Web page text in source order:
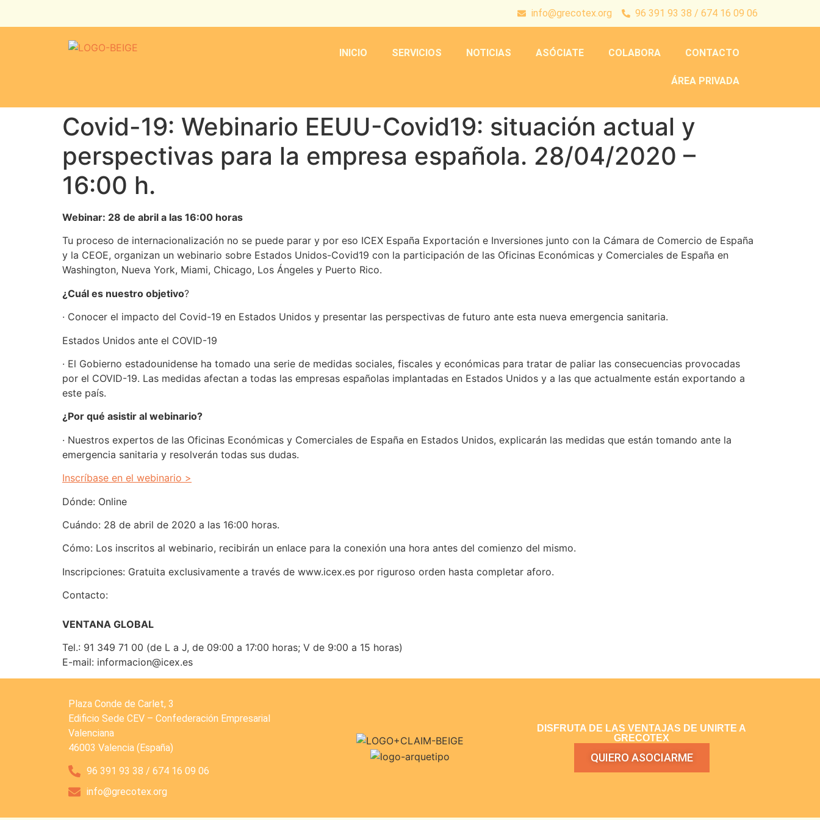
info@grecotex.org 96 391 93 38 / 674 16 09 06
INICIO SERVICIOS NOTICIAS ASÓCIATE COLABORA CONTACTO
ÁREA PRIVADA
Covid-19: Webinario EEUU-Covid19: situación actual y
perspectivas para la empresa española. 28/04/2020 –
16:00 h.
Webinar: 28 de abril a las 16:00 horas
Tu proceso de internacionalización no se puede parar y por eso ICEX España Exportación e Inversiones junto con la Cámara de Comercio de España
y la CEOE, organizan un webinario sobre Estados Unidos-Covid19 con la participación de las Oficinas Económicas y Comerciales de España en
Washington, Nueva York, Miami, Chicago, Los Ángeles y Puerto Rico.
¿Cuál es nuestro objetivo?
· Conocer el impacto del Covid-19 en Estados Unidos y presentar las perspectivas de futuro ante esta nueva emergencia sanitaria.
Estados Unidos ante el COVID-19
· El Gobierno estadounidense ha tomado una serie de medidas sociales, fiscales y económicas para tratar de paliar las consecuencias provocadas
por el COVID-19. Las medidas afectan a todas las empresas españolas implantadas en Estados Unidos y a las que actualmente están exportando a
este país.
¿Por qué asistir al webinario?
· Nuestros expertos de las Oficinas Económicas y Comerciales de España en Estados Unidos, explicarán las medidas que están tomando ante la
emergencia sanitaria y resolverán todas sus dudas.
Inscríbase en el webinario >
Dónde: Online
Cuándo: 28 de abril de 2020 a las 16:00 horas.
Cómo: Los inscritos al webinario, recibirán un enlace para la conexión una hora antes del comienzo del mismo.
Inscripciones: Gratuita exclusivamente a través de www.icex.es por riguroso orden hasta completar aforo.
Contacto:
VENTANA GLOBAL
Tel.: 91 349 71 00 (de L a J, de 09:00 a 17:00 horas; V de 9:00 a 15 horas)
E-mail: informacion@icex.es
Plaza Conde de Carlet, 3
Edificio Sede CEV – Confederación Empresarial
Valenciana
46003 Valencia (España)
96 391 93 38 / 674 16 09 06
info@grecotex.org
DISFRUTA DE LAS VENTAJAS DE UNIRTE A
GRECOTEX
QUIERO ASOCIARME